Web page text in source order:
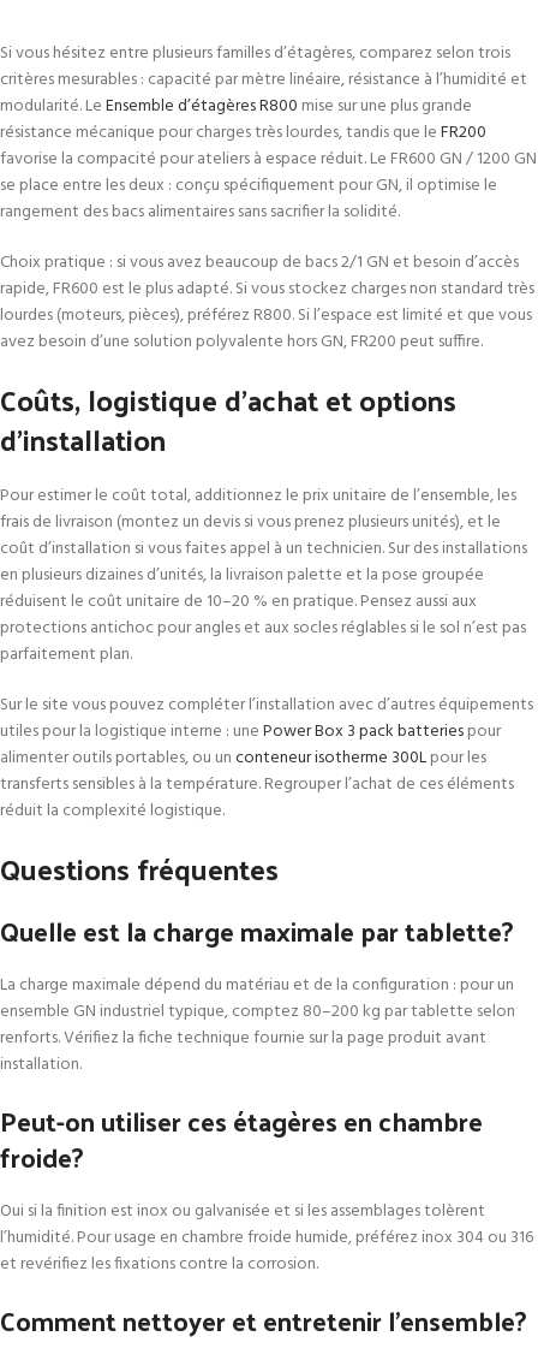
Si vous hésitez entre plusieurs familles d’étagères, comparez selon trois
critères mesurables : capacité par mètre linéaire, résistance à l’humidité et
modularité. LeEnsemble d’étagères R800 mise sur une plus grande
résistance mécanique pour charges très lourdes, tandis que leFR200
favorise la compacité pour ateliers à espace réduit. Le FR600 GN / 1200 GN
se place entre les deux : conçu spécifiquement pour GN, il optimise le
rangement des bacs alimentaires sans sacrifier la solidité.
Choix pratique : si vous avez beaucoup de bacs 2/1 GN et besoin d’accès
rapide, FR600 est le plus adapté. Si vous stockez charges non standard très
lourdes (moteurs, pièces), préférez R800. Si l’espace est limité et que vous
avez besoin d’une solution polyvalente hors GN, FR200 peut suffire.
Coûts, logistique d’achat et options
d’installation
Pour estimer le coût total, additionnez le prix unitaire de l’ensemble, les
frais de livraison (montez un devis si vous prenez plusieurs unités), et le
coût d’installation si vous faites appel à un technicien. Sur des installations
en plusieurs dizaines d’unités, la livraison palette et la pose groupée
réduisent le coût unitaire de 10–20 % en pratique. Pensez aussi aux
protections antichoc pour angles et aux socles réglables si le sol n’est pas
parfaitement plan.
Sur le site vous pouvez compléter l’installation avec d’autres équipements
utiles pour la logistique interne : unePower Box 3 pack batteriespour
alimenter outils portables, ou unconteneur isotherme 300Lpour les
transferts sensibles à la température. Regrouper l’achat de ces éléments
réduit la complexité logistique.
Questions fréquentes
Quelle est la charge maximale par tablette?
La charge maximale dépend du matériau et de la configuration : pour un
ensemble GN industriel typique, comptez 80–200 kg par tablette selon
renforts. Vérifiez la fiche technique fournie sur la page produit avant
installation.
Peut-on utiliser ces étagères en chambre
froide?
Oui si la finition est inox ou galvanisée et si les assemblages tolèrent
l’humidité. Pour usage en chambre froide humide, préférez inox 304 ou 316
et revérifiez les fixations contre la corrosion.
Comment nettoyer et entretenir l’ensemble?